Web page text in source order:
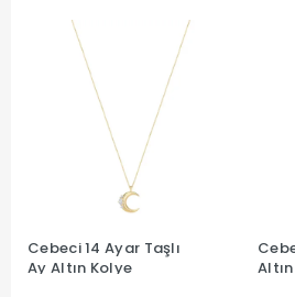
Cebeci 14 Ayar Taşlı
Ay Altın Kolye